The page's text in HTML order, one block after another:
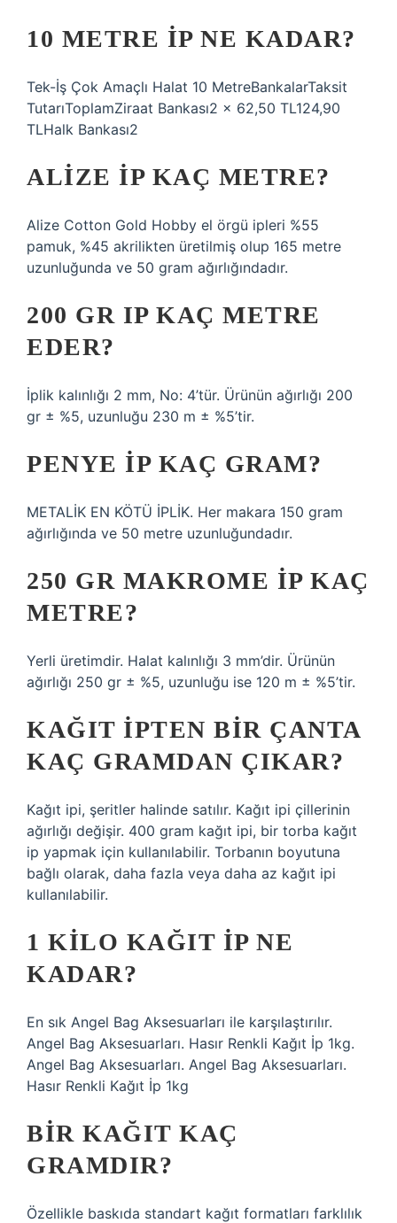
10 METRE IP NE KADAR?
Tek-İş Çok Amaçlı Halat 10 MetreBankalarTaksit
TutarıToplamZiraat Bankası2 x 62,50 TL124,90
TLHalk Bankası2
ALIZE IP KAÇ METRE?
Alize Cotton Gold Hobby el örgü ipleri %55
pamuk, %45 akrilikten üretilmiş olup 165 metre
uzunluğunda ve 50 gram ağırlığındadır.
200 GR IP KAÇ METRE
EDER?
İplik kalınlığı 2 mm, No: 4’tür. Ürünün ağırlığı 200
gr ± %5, uzunluğu 230 m ± %5’tir.
PENYE IP KAÇ GRAM?
METALİK EN KÖTÜ İPLİK. Her makara 150 gram
ağırlığında ve 50 metre uzunluğundadır.
250 GR MAKROME IP KAÇ
METRE?
Yerli üretimdir. Halat kalınlığı 3 mm’dir. Ürünün
ağırlığı 250 gr ± %5, uzunluğu ise 120 m ± %5’tir.
KAĞIT IPTEN BIR ÇANTA
KAÇ GRAMDAN ÇIKAR?
Kağıt ipi, şeritler halinde satılır. Kağıt ipi çillerinin
ağırlığı değişir. 400 gram kağıt ipi, bir torba kağıt
ip yapmak için kullanılabilir. Torbanın boyutuna
bağlı olarak, daha fazla veya daha az kağıt ipi
kullanılabilir.
1 KILO KAĞIT IP NE
KADAR?
En sık Angel Bag Aksesuarları ile karşılaştırılır.
Angel Bag Aksesuarları. Hasır Renkli Kağıt İp 1kg.
Angel Bag Aksesuarları. Angel Bag Aksesuarları.
Hasır Renkli Kağıt İp 1kg
BIR KAĞIT KAÇ
GRAMDIR?
Özellikle baskıda standart kağıt formatları farklılık